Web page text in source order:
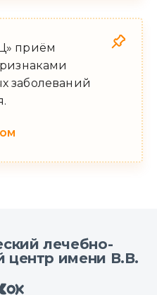
приём
заболеваний
лечебно-
центр имени В.В.
Одноклассники